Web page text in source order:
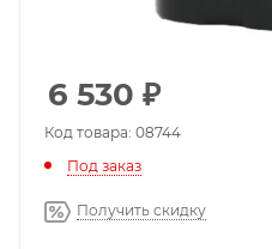
6 530 ₽
Код товара: 08744
Под заказ
Получить скидку